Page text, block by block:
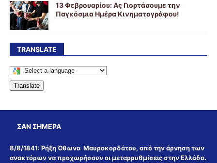
13 Φεβρουαρίου: Ας Γιορτάσουμε την
Παγκόσμια Ημέρα Κινηματογράφου!
TRANSLATE
Translate
ΣΑΝ ΣΉΜΕΡΑ
8/8/1841: Ρήξη Όθωνα  Μαυροκορδάτου, από την άρνηση των
ανακτόρων να προχωρήσουν οι μεταρρυθμίσεις στην Ελλάδα.